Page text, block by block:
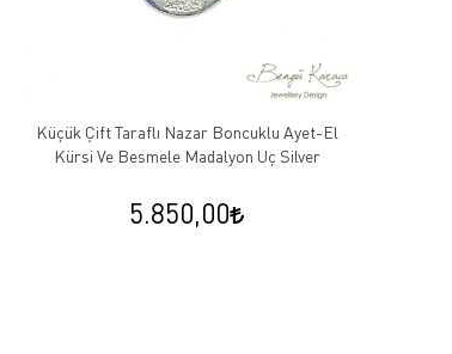
Küçük Çift Taraflı Nazar Boncuklu Ayet-El
Kürsi Ve Besmele Madalyon Uç Silver
5.850,00